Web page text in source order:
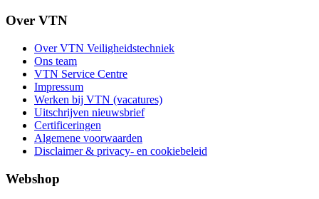
Over VTN
Over VTN Veiligheidstechniek
Ons team
VTN Service Centre
Impressum
Werken bij VTN (vacatures)
Uitschrijven nieuwsbrief
Certificeringen
Algemene voorwaarden
Disclaimer & privacy- en cookiebeleid
Webshop